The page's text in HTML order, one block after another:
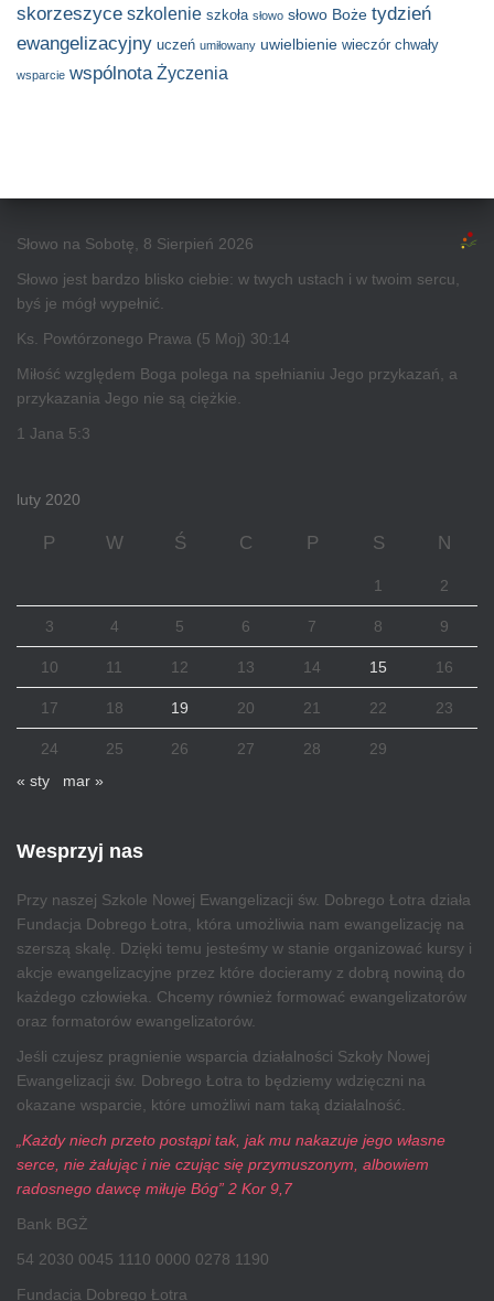
skorzeszyce szkolenie szkoła słowo słowo Boże tydzień
ewangelizacyjny uczeń umiłowany uwielbienie wieczór chwały
wsparcie wspólnota Życzenia
Słowo na Sobotę, 8 Sierpień 2026
Słowo jest bardzo blisko ciebie: w twych ustach i w twoim sercu,
byś je mógł wypełnić.
Ks. Powtórzonego Prawa (5 Moj) 30:14
Miłość względem Boga polega na spełnianiu Jego przykazań, a
przykazania Jego nie są ciężkie.
1 Jana 5:3
luty 2020
P W Ś C P S N
1 2
3 4 5 6 7 8 9
10 11 12 13 14 15 16
17 18 19 20 21 22 23
24 25 26 27 28
29
« sty
mar »
Wesprzyj nas
Przy naszej Szkole Nowej Ewangelizacji św. Dobrego Łotra działa
Fundacja Dobrego Łotra, która umożliwia nam ewangelizację na
szerszą skalę. Dzięki temu jesteśmy w stanie organizować kursy i
akcje ewangelizacyjne przez które docieramy z dobrą nowiną do
każdego człowieka. Chcemy również formować ewangelizatorów
oraz formatorów ewangelizatorów.
Jeśli czujesz pragnienie wsparcia działalności Szkoły Nowej
Ewangelizacji św. Dobrego Łotra to będziemy wdzięczni na
okazane wsparcie, które umożliwi nam taką działalność.
„Każdy niech przeto postąpi tak, jak mu nakazuje jego własne
serce, nie żałując i nie czując się przymuszonym, albowiem
radosnego dawcę miłuje Bóg” 2 Kor 9,7
Bank BGŻ
54 2030 0045 1110 0000 0278 1190
Fundacja Dobrego Łotra